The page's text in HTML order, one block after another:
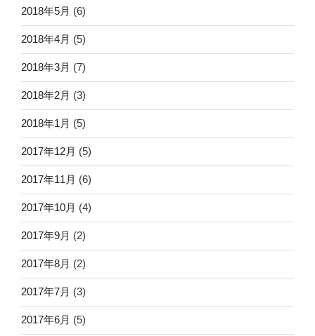
2018年5月 (6)
2018年4月 (5)
2018年3月 (7)
2018年2月 (3)
2018年1月 (5)
2017年12月 (5)
2017年11月 (6)
2017年10月 (4)
2017年9月 (2)
2017年8月 (2)
2017年7月 (3)
2017年6月 (5)